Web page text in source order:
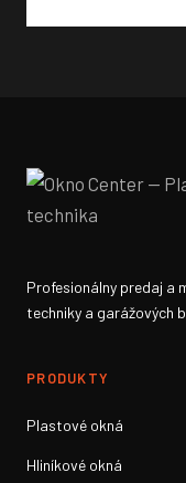
Profesionálny predaj a
techniky a garážových
PRODUKTY
Plastové okná
Hliníkové okná